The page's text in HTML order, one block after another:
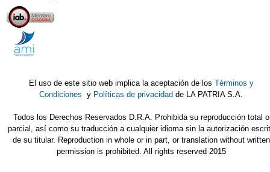
El uso de este sitio web implica la aceptación de los Términos y
Condiciones y Políticas de privacidad de LA PATRIA S.A.
Todos los Derechos Reservados D.R.A. Prohibida su reproducción total o
parcial, así como su traducción a cualquier idioma sin la autorización
de su titular. Reproduction in whole or in part, or translation without written
permission is prohibited. All rights reserved 2015